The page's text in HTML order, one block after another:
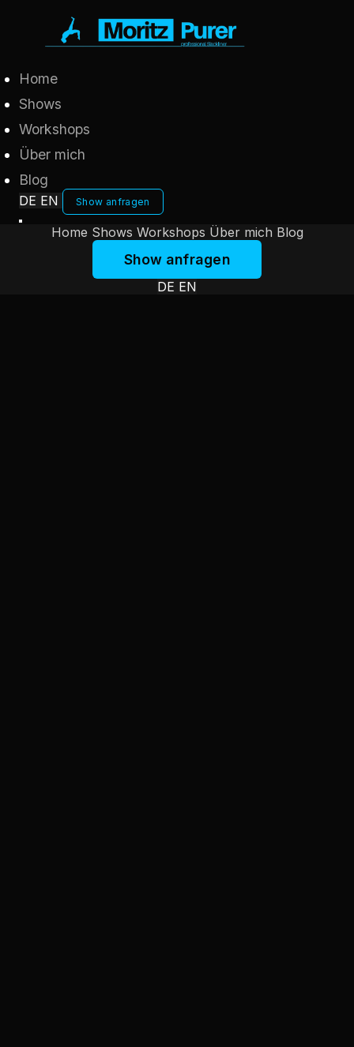
Home
Shows
Workshops
Über mich
Blog
DE EN Show anfragen
Home Shows Workshops Über mich Blog
Show anfragen
DE EN